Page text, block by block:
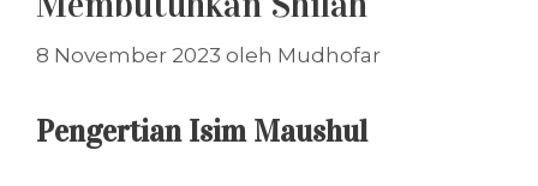
8 November 2023 oleh Mudhofar
Pengertian Isim Maushul